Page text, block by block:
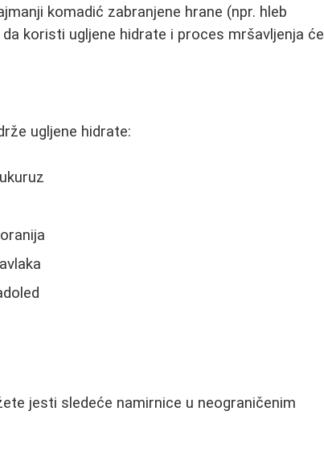
komadić zabranjene hrane (npr. hleb
koristi ugljene hidrate i proces mršavljenja će
ugljene hidrate:
jesti sledeće namirnice u neograničenim